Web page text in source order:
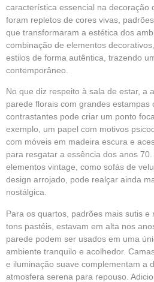
característica essencial na decoração
foram repletos de cores vivas,
que transformaram a estética dos
combinação de elementos
estilos de forma autêntica, trazendo
contemporâneo.
No que diz respeito à sala de estar, a
parede florais com grandes estampas
contrastantes pode criar um ponto
exemplo, um papel com motivos
com móveis em madeira escura e
para resgatar a essência dos anos
elementos vintage, como sofás de
design arrojado, pode realçar ainda
nostálgica.
Para os quartos, padrões mais sutis e
tons pastéis, estavam em alta nos
parede podem ser usados em uma
ambiente tranquilo e acolhedor.
e iluminação suave complementam a
atmosfera serena para repouso.